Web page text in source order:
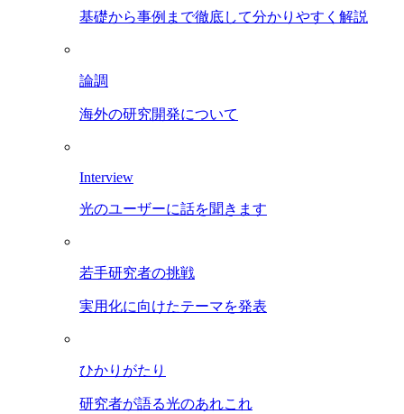
基礎から事例まで徹底して分かりやすく解説
論調
海外の研究開発について
Interview
光のユーザーに話を聞きます
若手研究者の挑戦
実用化に向けたテーマを発表
ひかりがたり
研究者が語る光のあれこれ